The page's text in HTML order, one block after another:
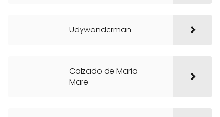
Udywonderman
Calzado de Maria
Mare